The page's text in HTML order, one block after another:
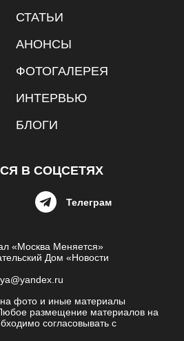
СТАТЬИ
АНОНСЫ
ФОТОГАЛЕРЕЯ
ИНТЕРВЬЮ
БЛОГИ
В СОЦСЕТЯХ
Телеграм
«Москва Меняется»
Дом «Новости
фото и иные материалы
размещение материалов на
согласовывать с